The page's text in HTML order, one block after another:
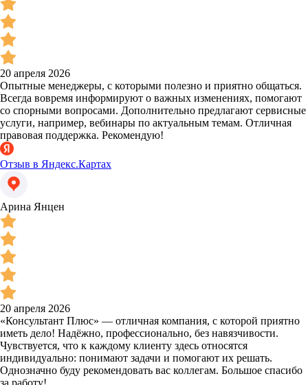
20 апреля 2026
Опытные менеджеры, с которыми полезно и приятно общаться.
Всегда вовремя информируют о важных изменениях, помогают
со спорными вопросами. Дополнительно предлагают сервисные
услуги, например, вебинары по актуальным темам. Отличная
правовая поддержка. Рекомендую!
Отзыв в Яндекс.Картах
Арина Янцен
20 апреля 2026
«Консультант Плюс» — отличная компания, с которой приятно
иметь дело! Надёжно, профессионально, без навязчивости.
Чувствуется, что к каждому клиенту здесь относятся
индивидуально: понимают задачи и помогают их решать.
Однозначно буду рекомендовать вас коллегам. Большое спасибо
за работу!